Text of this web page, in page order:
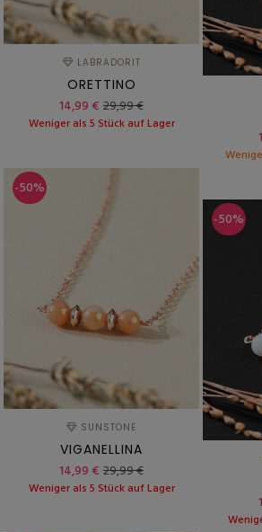
LABRADORIT
ORETTINO
14,99 € 29,99 €
Weniger als 5 Stück auf Lager
-50%
SUNSTONE
VIGANELLINA
14,99 € 29,99 €
Weniger als 5 Stück auf Lager
-50%